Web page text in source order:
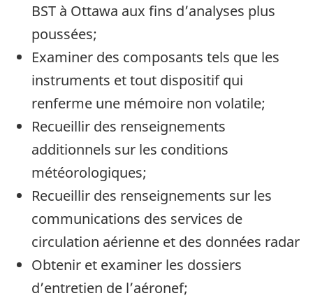
BST à Ottawa aux fins d’analyses plus
poussées;
Examiner des composants tels que les
instruments et tout dispositif qui
renferme une mémoire non volatile;
Recueillir des renseignements
additionnels sur les conditions
météorologiques;
Recueillir des renseignements sur les
communications des services de
circulation aérienne et des données radar
Obtenir et examiner les dossiers
d’entretien de l’aéronef;